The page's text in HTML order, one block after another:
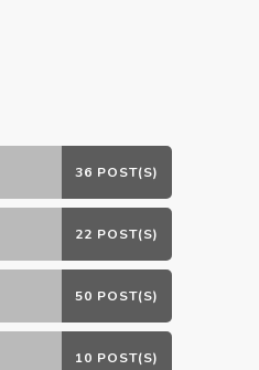
36 POST(S)
22 POST(S)
50 POST(S)
10 POST(S)